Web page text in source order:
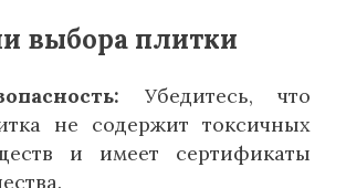
выбора плитки
Убедитесь, что
не содержит токсичных
и имеет сертификаты